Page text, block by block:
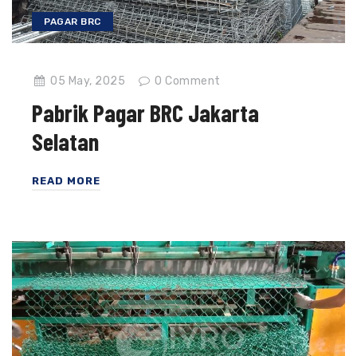
PAGAR BRC
05 May, 2025 0 Comment
Pabrik Pagar BRC Jakarta
Selatan
READ MORE